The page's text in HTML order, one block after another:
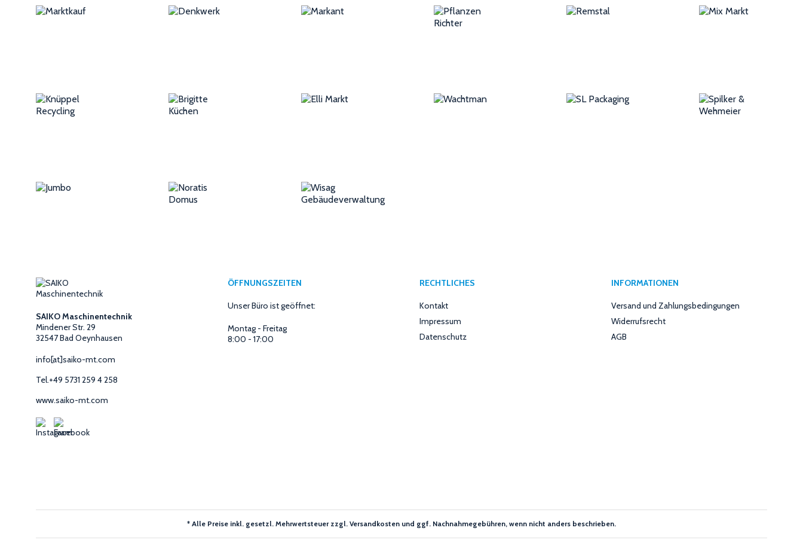
SAIKO Maschinentechnik
Mindener Str. 29
32547 Bad Oeynhausen
info[at]saiko-mt.com
Tel.+49 5731 259 4 258
www.saiko-mt.com
ÖFFNUNGSZEITEN
Unser Büro ist geöffnet:
Montag - Freitag
8:00 - 17:00
RECHTLICHES
Kontakt
Impressum
Datenschutz
INFORMATIONEN
Versand und Zahlungsbedingungen
Widerrufsrecht
AGB
* Alle Preise inkl. gesetzl. Mehrwertsteuer zzgl. Versandkosten und ggf. Nachnahmegebühren, wenn nicht anders beschrieben.